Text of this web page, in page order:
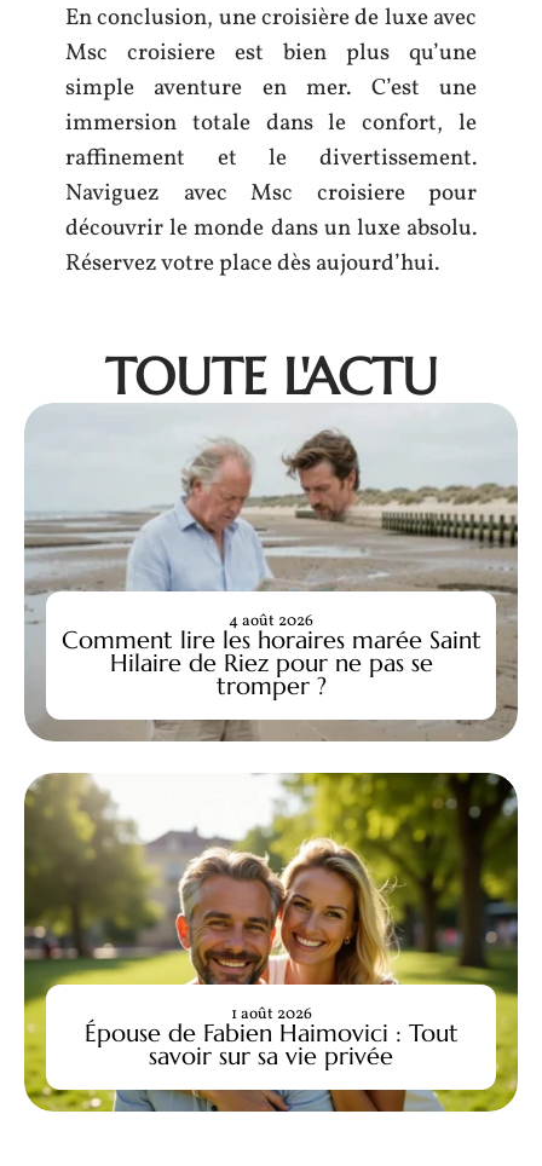
En conclusion, une croisière de luxe avec
Msc croisiere est bien plus qu’une
simple aventure en mer. C’est une
immersion totale dans le confort, le
raffinement et le divertissement.
Naviguez avec Msc croisiere pour
découvrir le monde dans un luxe absolu.
Réservez votre place dès aujourd’hui.
TOUTE L'ACTU
Comment lire les horaires marée Saint
Hilaire de Riez pour ne pas se
tromper ?
4 août 2026
Épouse de Fabien Haimovici : Tout
savoir sur sa vie privée
1 août 2026